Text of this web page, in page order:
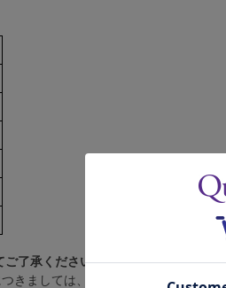
ご了承ください。
きましては、4辺に白フチが入ります。